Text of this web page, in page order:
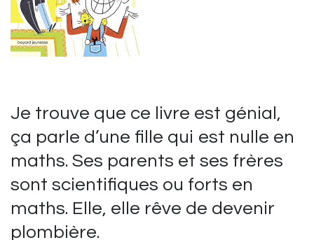
Je trouve que ce livre est génial,
ça parle d’une fille qui est nulle en
maths. Ses parents et ses frères
sont scientifiques ou forts en
maths. Elle, elle rêve de devenir
plombière.